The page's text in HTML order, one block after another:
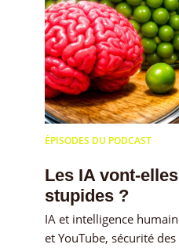
ÉPISODES DU PODCAST
Les IA vont-
stupides ?
IA et intelligence
et YouTube, sécurité